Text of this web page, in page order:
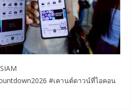
#เคานต์ดาวน์ที่ไอคอน